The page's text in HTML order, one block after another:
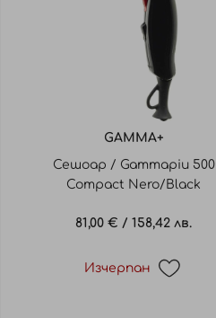
GAMMA+
Сешоар / Gammapiu 500
Compact Nero/Black
81,00 € / 158,42 лв.
Изчерпан